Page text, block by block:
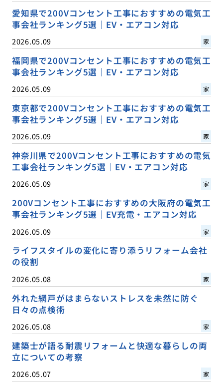
愛知県で200Vコンセント工事におすすめの電気工
事会社ランキング5選｜EV・エアコン対応
2026.05.09 家
福岡県で200Vコンセント工事におすすめの電気工
事会社ランキング5選｜EV・エアコン対応
2026.05.09 家
東京都で200Vコンセント工事におすすめの電気工
事会社ランキング5選｜EV・エアコン対応
2026.05.09 家
神奈川県で200Vコンセント工事におすすめの電気
工事会社ランキング5選｜EV・エアコン対応
2026.05.09 家
200Vコンセント工事におすすめの大阪府の電気工
事会社ランキング5選｜EV充電・エアコン対応
2026.05.09 家
ライフスタイルの変化に寄り添うリフォーム会社
の役割
2026.05.08 家
外れた網戸がはまらないストレスを未然に防ぐ
日々の点検術
2026.05.08 家
建築士が語る耐震リフォームと快適な暮らしの両
立についての考察
2026.05.07 家